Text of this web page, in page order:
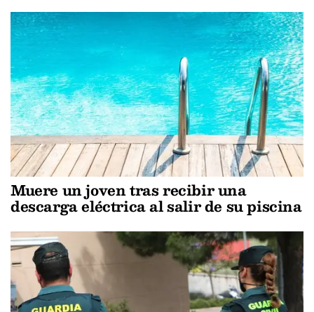
Muere un joven tras recibir una
descarga eléctrica al salir de su piscina